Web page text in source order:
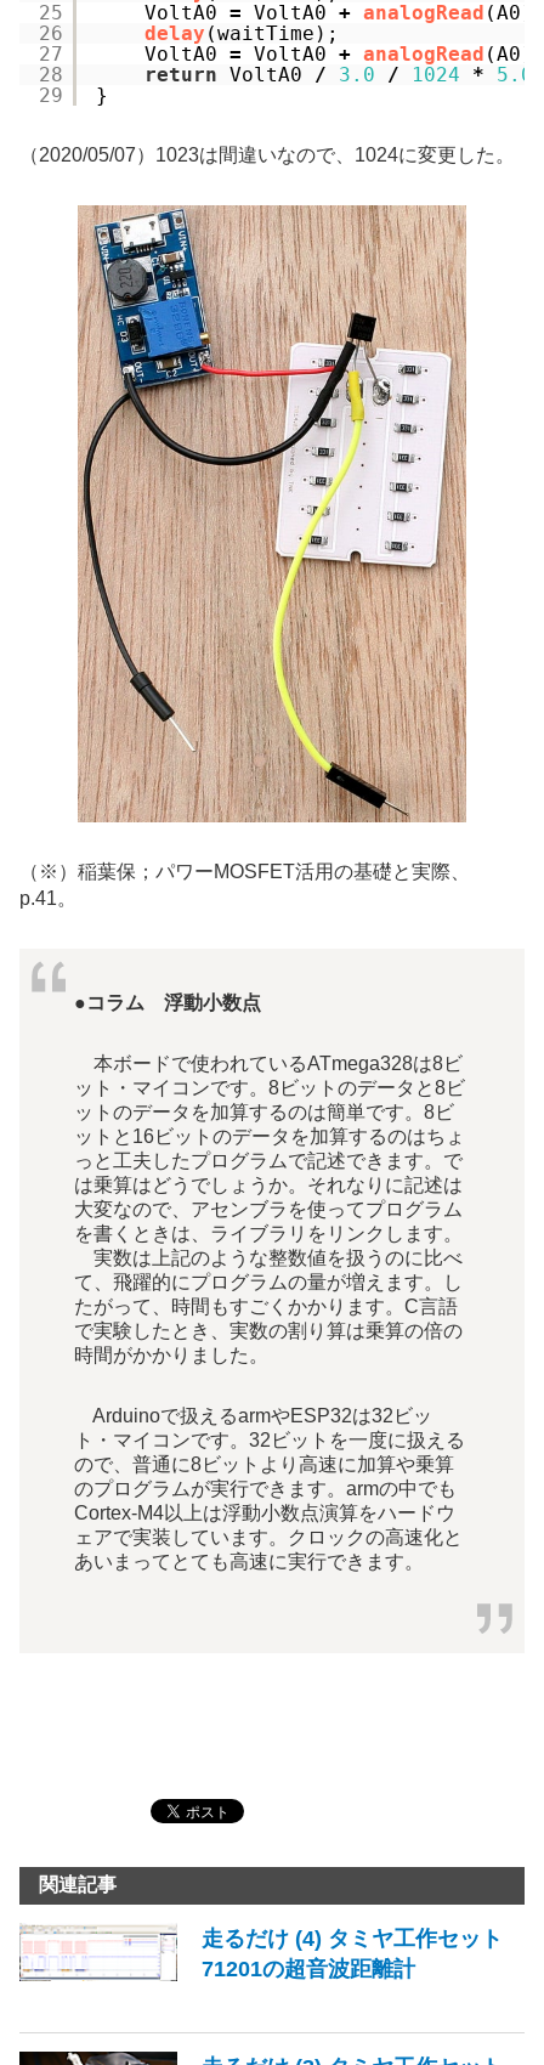
25
26
27
28
29
VoltA0 = VoltA0 + analogRead (A0);
delay (waitTime);
VoltA0 = VoltA0 + analogRead (A0);
return VoltA0 / 3.0 / 1024 *
5.0
}
（2020/05/07）1023は間違いなので、1024に変更した。
（※）稲葉保；パワーMOSFET活用の基礎と実際、
p.41。
●コラム 浮動小数点
本ボードで使われているATmega328は8ビ
ット・マイコンです。8ビットのデータと8ビ
ットのデータを加算するのは簡単です。8ビ
ットと16ビットのデータを加算するのはちょ
っと工夫したプログラムで記述できます。で
は乗算はどうでしょうか。それなりに記述は
大変なので、アセンブラを使ってプログラム
を書くときは、ライブラリをリンクします。
実数は上記のような整数値を扱うのに比べ
て、飛躍的にプログラムの量が増えます。し
たがって、時間もすごくかかります。C言語
で実験したとき、実数の割り算は乗算の倍の
時間がかかりました。
Arduinoで扱えるarmやESP32は32ビッ
ト・マイコンです。32ビットを一度に扱える
ので、普通に8ビットより高速に加算や乗算
のプログラムが実行できます。armの中でも
Cortex-M4以上は浮動小数点演算をハードウ
ェアで実装しています。クロックの高速化と
あいまってとても高速に実行できます。
関連記事
走るだけ (4) タミヤ工作セット
71201の超音波距離計